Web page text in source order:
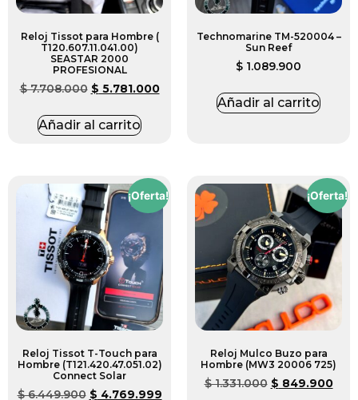
Reloj Tissot para Hombre (
T120.607.11.041.00)
SEASTAR 2000
PROFESIONAL
$7.708.000 $ 5.781.000
Añadir al carrito
Technomarine TM-520004 –
Sun Reef
$ 1.089.900
Añadir al carrito
¡Oferta!
Reloj Tissot T-Touch para
Hombre (T121.420.47.051.02)
Connect Solar
$6.449.900 $ 4.769.999
¡Oferta!
Reloj Mulco Buzo para
Hombre (MW3 20006 725)
$1.331.000 $ 849.900